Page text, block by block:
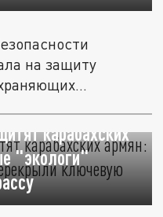
на защиту
карабахских
"экологи"